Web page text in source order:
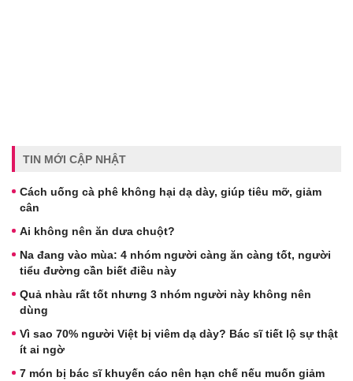
TIN MỚI CẬP NHẬT
Cách uống cà phê không hại dạ dày, giúp tiêu mỡ, giảm
cân
Ai không nên ăn dưa chuột?
Na đang vào mùa: 4 nhóm người càng ăn càng tốt, người
tiểu đường cần biết điều này
Quả nhàu rất tốt nhưng 3 nhóm người này không nên
dùng
Vì sao 70% người Việt bị viêm dạ dày? Bác sĩ tiết lộ sự thật
ít ai ngờ
7 món bị bác sĩ khuyến cáo nên hạn chế nếu muốn giảm